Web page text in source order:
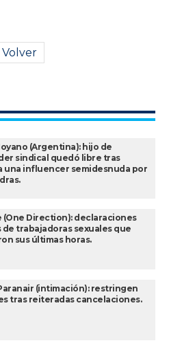
Volver
(Argentina): hijo de
sindical quedó libre tras
una influencer semidesnuda por
(One Direction): declaraciones
de trabajadoras sexuales que
sus últimas horas.
(intimación): restringen
tras reiteradas cancelaciones.